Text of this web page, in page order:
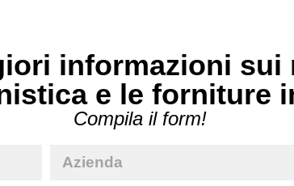
informazioni
e le forniture
Compila il form!